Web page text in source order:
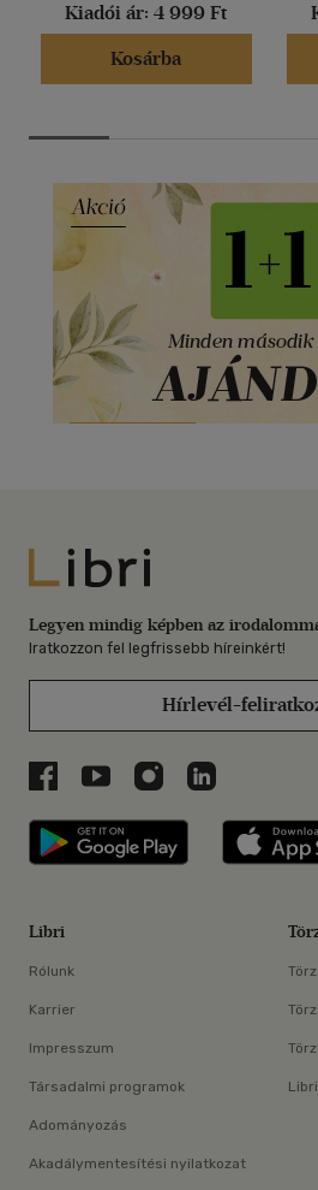
Kiadói ár: 4 999 Ft
Kosárba
Libri
Legyen mindig képben az
Iratkozzon fel legfrissebb híreinkért!
Hírlevél-
Libri a Facebookon
Libri a Youtube-on
Libri azLibri a
Libri
Libri
Rólunk
Karrier
Impresszum
Társadalmi programok
Adományozás
Akadálymentesítési nyilatkozat